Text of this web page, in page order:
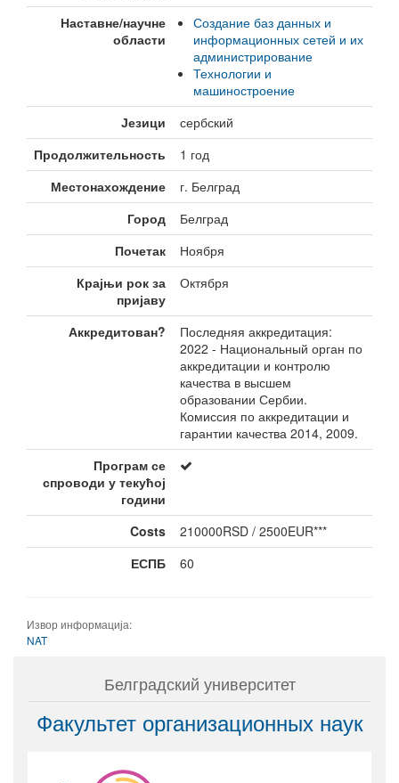
Наставне/научне
области
Создание баз данных и
информационных сетей и их
администрирование
Технологии и
машиностроение
Језици
сербский
Продолжительность
1 год
Местонахождение
г. Белград
Город
Белград
Почетак
Ноября
Крајњи рок за
пријаву
Октября
Аккредитован?
Последняя аккредитация:
2022 - Национальный орган по
аккредитации и контролю
качества в высшем
образовании Сербии.
Комиссия по аккредитации и
гарантии качества 2014, 2009.
Програм се
спроводи у текућој
години
Costs
210000RSD / 2500EUR***
ЕСПБ
60
Извор информација:
NAT
Белградский университет
Факультет организационных наук